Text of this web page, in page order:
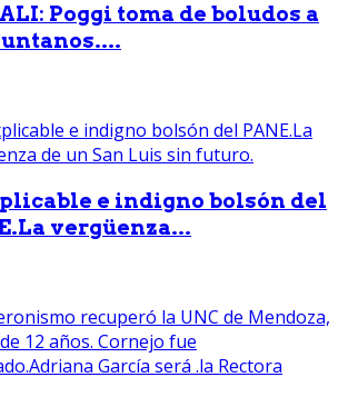
Poggi toma de boludos a
e indigno bolsón del
vergüenza...